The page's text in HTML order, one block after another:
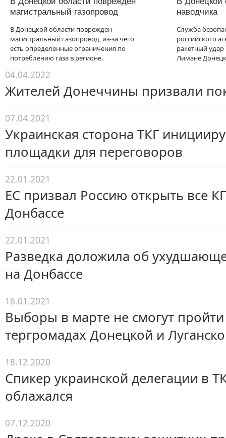
магистральный газопровод
В Донецкой области поврежден
магистральный газопровод, из-за чего
есть определенные ограничения по
потреблению газа в регионе.
наводчика
Служба
российского
ракетный
Лимане
04.04.2022
Жителей Донеччины призвали
07.04.2021
Украинская сторона ТКГ
площадки для переговоров
22.01.2021
ЕС призвал Россию открыть все
Донбассе
22.01.2021
Разведка доложила об
на Донбассе
16.01.2021
Выборы в марте не смогут
тергромадах Донецкой и
18.12.2020
Спикер украинской делегации в
облажался
07.12.2020